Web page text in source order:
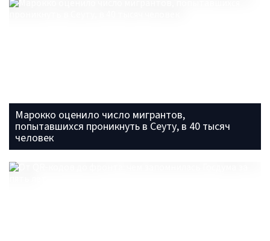
Марокко оценило число мигрантов,
попытавшихся проникнуть в Сеуту, в 40 тысяч
человек